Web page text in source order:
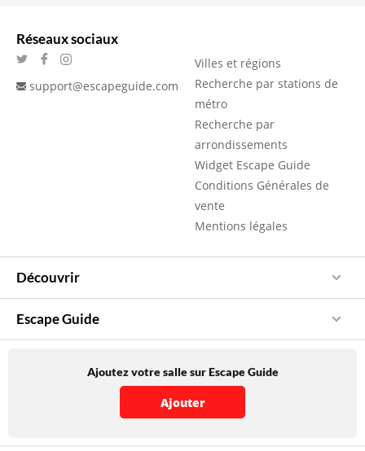
Réseaux sociaux
support@escapeguide.com
Villes et régions
Recherche par stations de
métro
Recherche par
arrondissements
Widget Escape Guide
Conditions Générales de
vente
Mentions légales
Découvrir
Escape Guide
Ajoutez votre salle sur Escape Guide
Ajouter